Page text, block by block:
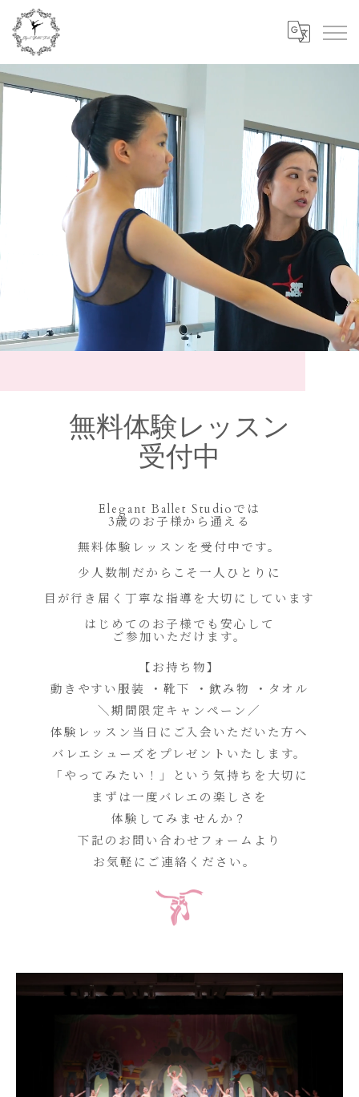
無料体験レッスン
受付中
Elegant Ballet Studioでは
3歳のお子様から通える
無料体験レッスンを受付中です。
少人数制だからこそ一人ひとりに
目が行き届く丁寧な指導を大切にしています
はじめてのお子様でも安心して
ご参加いただけます。
【お持ち物】
動きやすい服装 ・靴下 ・飲み物 ・タオル
＼期間限定キャンペーン／
体験レッスン当日にご入会いただいた方へ
バレエシューズをプレゼントいたします。
「やってみたい！」という気持ちを大切に
まずは一度バレエの楽しさを
体験してみませんか？
下記のお問い合わせフォームより
お気軽にご連絡ください。